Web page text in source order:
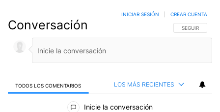
Conversación SIGA ESTA
SEGUIR
INICIAR SESIÓN CREAR CUENTA
TODOS LOS COMENTARIOS LOS MÁS RECIENTES
Todos los comentarios
Inicie la conversación